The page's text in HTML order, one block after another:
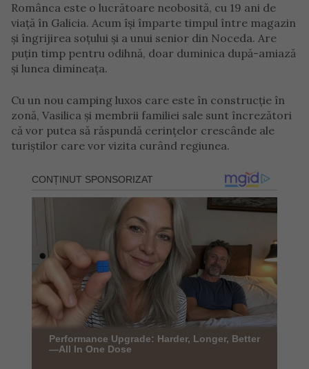
Românca este o lucrătoare neobosită, cu 19 ani de
viață în Galicia. Acum își împarte timpul între magazin
și îngrijirea soțului și a unui senior din Noceda. Are
puțin timp pentru odihnă, doar duminica după-amiază
și lunea dimineața.
Cu un nou camping luxos care este în construcție în
zonă, Vasilica și membrii familiei sale sunt încrezători
că vor putea să răspundă cerințelor crescânde ale
turiștilor care vor vizita curând regiunea.